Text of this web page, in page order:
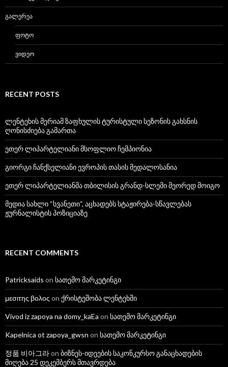
ᲒᲐᲚᲔᲠᲔᲐ
ᲤᲝᲢᲝ
ᲕᲘᲓᲔᲝ
RECENT POSTS
ლენტეხის მერიამ ზაფხულის ტურისტული სეზონის გახსნის
ღონისძიება გამართა
ეთერ ლიპარტელიანი მსოფლიო ჩემპიონია
გიორგი ჩანქსელიანი ევროპის თასის მედალოსანია
ეთერ ლიპარტელიანმა თბილისის გრანდ-სლემი მეორედ მოიგო
მედია სახლი “სვანეთი“, აცხადებს სტაჟირება-სწავლებას
ჟურნალისტის პოზიციაზე
RECENT COMMENTS
Patricksaids on სათემო მარკეტინგი
μεσιτης βολος on ქრისტეშობა ლენტეხში
Vivod iz zapoya na domy_kaEa on სათემო მარკეტინგი
Kapelnica ot zapoya_gwsn on სათემო მარკეტინგი
정품 비아그라on ბიზნეს-იდეების საკონკურსო განაცხადების
მიღება 25 დეკემბერს მთავრდება